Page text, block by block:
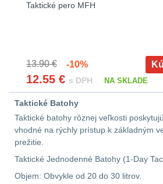
Taktické pero MFH
13.90 €-10%
12.55 € s DPH NA SKLADE
Taktické Batohy
Taktické batohy rôznej veľkosti
vhodné na rýchly prístup k základným
prežitie.
Taktické Jednodenné Batohy (1-Day
Objem: Obvykle od 20 do 30 litrov.